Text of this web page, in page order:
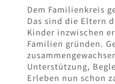
Dem Familienkreis
Das sind die Eltern
Kinder inzwischen
Familien gründen.
Unterstützung,
Erleben nun schon